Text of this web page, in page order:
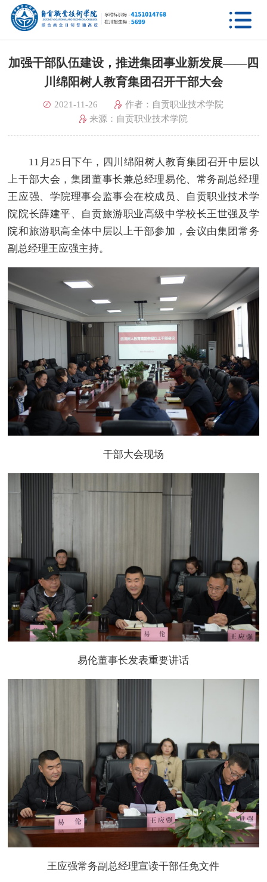

加强干部队伍建设，推进集团事业新发展——四
川绵阳树人教育集团召开干部大会
2021-11-26
作者：自贡职业技术学院
来源：自贡职业技术学院
11月25日下午，四川绵阳树人教育集团召开中层以
上干部大会，集团董事长兼总经理易伦、常务副总经理
王应强、学院理事会监事会在校成员、自贡职业技术学
院院长薛建平、自贡旅游职业高级中学校长王世强及学
院和旅游职高全体中层以上干部参加，会议由集团常务
副总经理王应强主持。
干部大会现场
易伦董事长发表重要讲话
王应强常务副总经理宣读干部任免文件